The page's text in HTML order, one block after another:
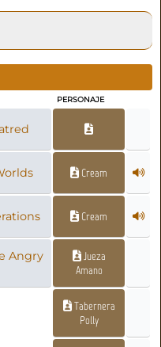
PERSONAJE
Cream
Cream
Angry
Jueza
Amano
Tabernera
Polly